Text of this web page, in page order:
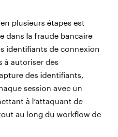
plusieurs étapes est
dans la fraude bancaire
identifiants de connexion
à autoriser des
des identifiants,
session avec un
à l’attaquant de
au long du workflow de